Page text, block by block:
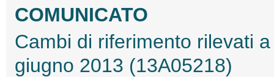
COMUNICATO
Cambi di riferimento rilevati
giugno 2013 (13A05218)